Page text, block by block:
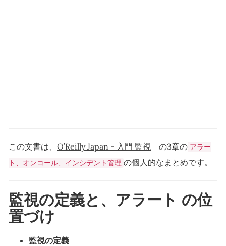
この文書は、 O’Reilly Japan - 入門 監視 の3章の アラー
ト、オンコール、インシデント管理 の個人的なまとめです。
監視の定義と、アラート の位
置づけ
監視の定義